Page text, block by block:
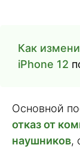
Как
iPhone 12
Основной
отказ от
наушников,